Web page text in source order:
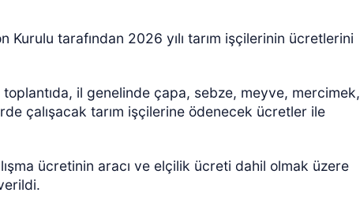
Kurulu tarafından 2026 yılı tarım işçilerinin ücretlerini
toplantıda, il genelinde çapa, sebze, meyve, mercimek,
çalışacak tarım işçilerine ödenecek ücretler ile
ücretinin aracı ve elçilik ücreti dahil olmak üzere
GÜNCEL